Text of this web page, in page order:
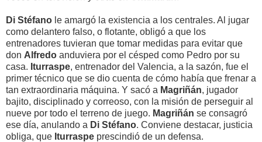
Di Stéfano le amargó la existencia a los centrales. Al jugar
como delantero falso, o flotante, obligó a que los
entrenadores tuvieran que tomar medidas para evitar que
don Alfredo anduviera por el césped como Pedro por su
casa. Iturraspe, entrenador del Valencia, a la sazón, fue el
primer técnico que se dio cuenta de cómo había que frenar a
tan extraordinaria máquina. Y sacó a Magriñán, jugador
bajito, disciplinado y correoso, con la misión de perseguir al
nueve por todo el terreno de juego. Magriñán se consagró
ese día, anulando a Di Stéfano. Conviene destacar, justicia
obliga, que Iturraspe prescindió de un defensa.